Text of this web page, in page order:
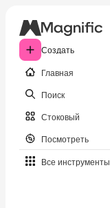
Создать
Главная
Поиск
Стоковый
Посмотреть
Все инструменты